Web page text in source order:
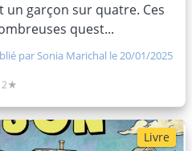
garçon sur quatre. Ces
quest...
parSonia Marichal le 20/01/2025
2★
Livre